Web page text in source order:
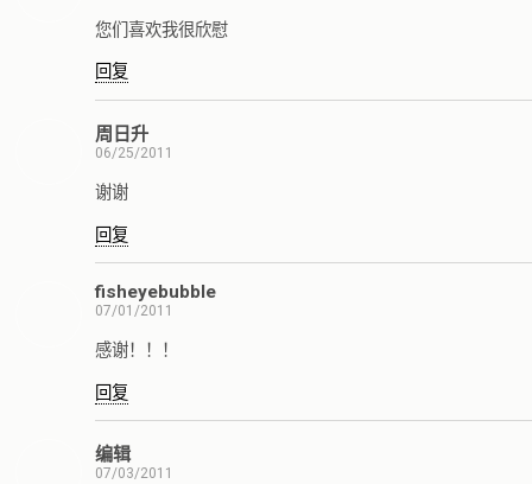
您们喜欢我很欣慰
回复
周日升
06/25/2011
谢谢
回复
fisheyebubble
07/01/2011
感谢！！！
回复
编辑
07/03/2011